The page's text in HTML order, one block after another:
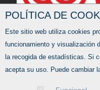
POLÍTICA DE
Este sitio web utiliza cookies
funcionamiento y visualización
la recogida de estadísticas. Si
acepta su uso. Puede cambiar